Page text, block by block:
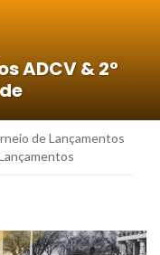
ADCV & 2°
de Lançamentos